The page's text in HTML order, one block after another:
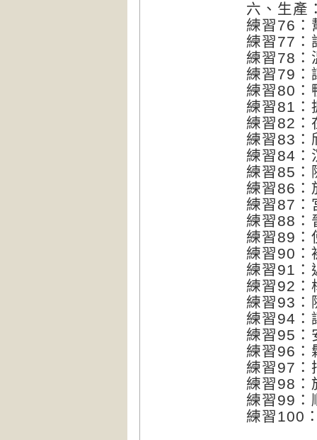
六、生產
練習76：
練習77：
練習78：
練習79：
練習80：
練習81：
練習82：
練習83：
練習84：
練習85：
練習86：
練習87：
練習88：
練習89：
練習90：
練習91：
練習92：
練習93：
練習94：
練習95：
練習96：
練習97：
練習98：
練習99：
練習100